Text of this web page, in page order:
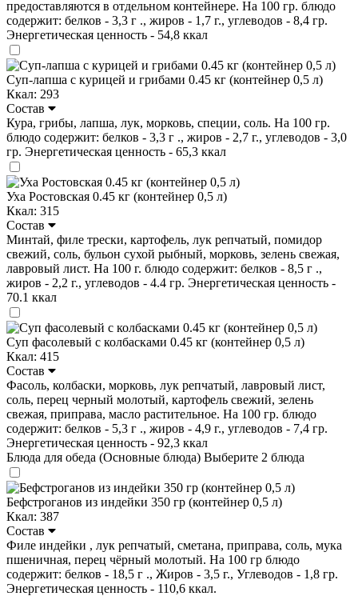
предоставляются в отдельном контейнере. На 100 гр. блюдо
содержит: белков - 3,3 г ., жиров - 1,7 г., углеводов - 8,4 гр.
Энергетическая ценность - 54,8 ккал
Суп-лапша с курицей и грибами 0.45 кг (контейнер 0,5 л)
Ккал: 293
Состав
Кура, грибы, лапша, лук, морковь, специи, соль. На 100 гр.
блюдо содержит: белков - 3,3 г ., жиров - 2,7 г., углеводов - 3,0
гр. Энергетическая ценность - 65,3 ккал
Уха Ростовская 0.45 кг (контейнер 0,5 л)
Ккал: 315
Состав
Минтай, филе трески, картофель, лук репчатый, помидор
свежий, соль, бульон сухой рыбный, морковь, зелень свежая,
лавровый лист. На 100 г. блюдо содержит: белков - 8,5 г .,
жиров - 2,2 г., углеводов - 4.4 гр. Энергетическая ценность -
70.1 ккал
Суп фасолевый с колбасками 0.45 кг (контейнер 0,5 л)
Ккал: 415
Состав
Фасоль, колбаски, морковь, лук репчатый, лавровый лист,
соль, перец черный молотый, картофель свежий, зелень
свежая, приправа, масло растительное. На 100 гр. блюдо
содержит: белков - 5,3 г ., жиров - 4,9 г., углеводов - 7,4 гр.
Энергетическая ценность - 92,3 ккал
Блюда для обеда (Основные блюда) Выберите 2 блюда
Бефстроганов из индейки 350 гр (контейнер 0,5 л)
Ккал: 387
Состав
Филе индейки , лук репчатый, сметана, приправа, соль, мука
пшеничная, перец чёрный молотый. На 100 гр блюдо
содержит: белков - 18,5 г ., Жиров - 3,5 г., Углеводов - 1,8 гр.
Энергетическая ценность - 110,6 ккал.